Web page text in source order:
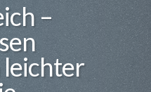
–
leichter